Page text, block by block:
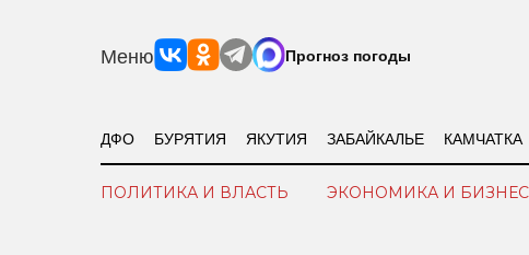
Меню Прогноз погоды
ДФО БУРЯТИЯ ЯКУТИЯ ЗАБАЙКАЛЬЕ КАМЧАТКА
ПОЛИТИКА И ВЛАСТЬ ЭКОНОМИКА И БИЗНЕС